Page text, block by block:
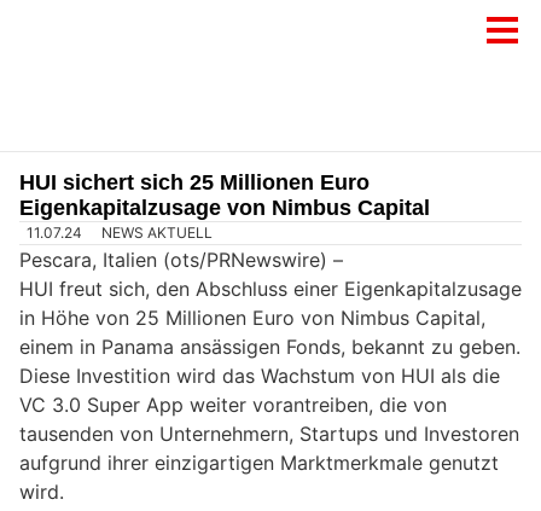
HUI sichert sich 25 Millionen Euro
Eigenkapitalzusage von Nimbus Capital
11.07.24 NEWS AKTUELL
Pescara, Italien (ots/PRNewswire) –
HUI freut sich, den Abschluss einer Eigenkapitalzusage
in Höhe von 25 Millionen Euro von Nimbus Capital,
einem in Panama ansässigen Fonds, bekannt zu geben.
Diese Investition wird das Wachstum von HUI als die
VC 3.0 Super App weiter vorantreiben, die von
tausenden von Unternehmern, Startups und Investoren
aufgrund ihrer einzigartigen Marktmerkmale genutzt
wird.